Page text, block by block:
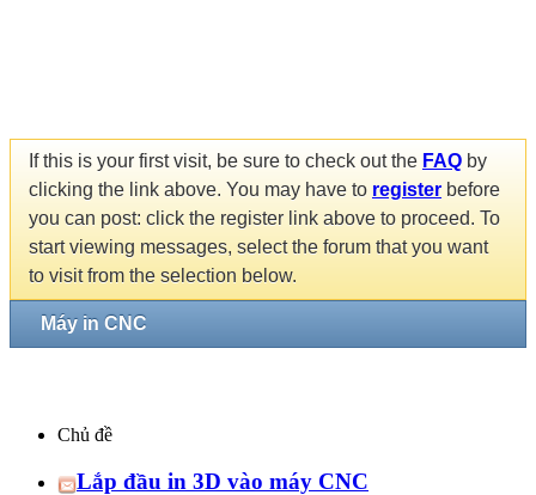
If this is your first visit, be sure to check out the FAQ by
clicking the link above. You may have to register before
you can post: click the register link above to proceed. To
start viewing messages, select the forum that you want
to visit from the selection below.
Máy in CNC
Chủ đề
Lắp đầu in 3D vào máy CNC